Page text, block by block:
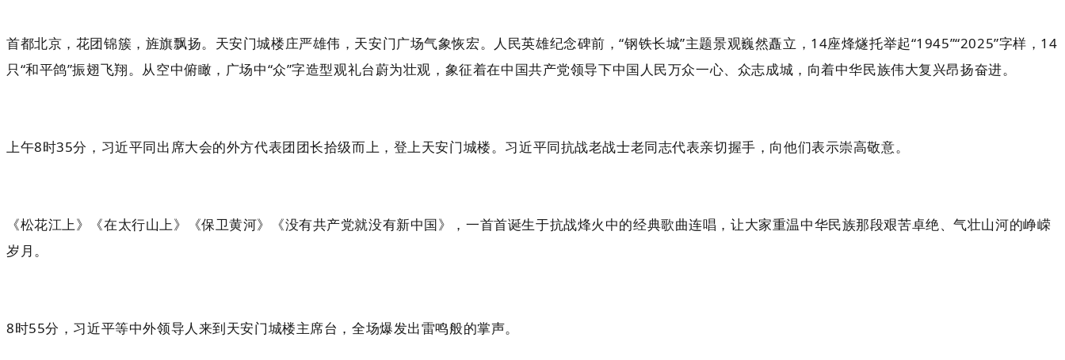
首都北京，花团锦簇，旌旗飘扬。天安门城楼庄严雄伟，天安门广场气象恢宏。人民英雄纪念碑前，“钢铁长城”主题景观巍然矗立，14座烽燧托举起“1945”“2025”字样，14
只“和平鸽”振翅飞翔。从空中俯瞰，广场中“众”字造型观礼台蔚为壮观，象征着在中国共产党领导下中国人民万众一心、众志成城，向着中华民族伟大复兴昂扬奋进。
上午8时35分，习近平同出席大会的外方代表团团长拾级而上，登上天安门城楼。习近平同抗战老战士老同志代表亲切握手，向他们表示崇高敬意。
《松花江上》《在太行山上》《保卫黄河》《没有共产党就没有新中国》，一首首诞生于抗战烽火中的经典歌曲连唱，让大家重温中华民族那段艰苦卓绝、气壮山河的峥嵘
岁月。
8时55分，习近平等中外领导人来到天安门城楼主席台，全场爆发出雷鸣般的掌声。